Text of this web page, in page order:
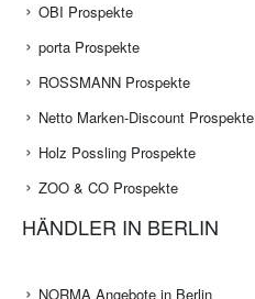
OBI Prospekte
porta Prospekte
ROSSMANN Prospekte
Netto Marken-Discount Prospekte
Holz Possling Prospekte
ZOO & CO Prospekte
HÄNDLER IN BERLIN
NORMA Angebote in Berlin